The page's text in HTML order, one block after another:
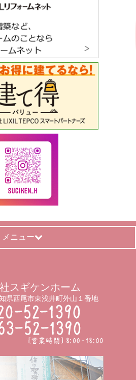
メニュー
スギケンホーム
県西尾市東浅井町外山１番地